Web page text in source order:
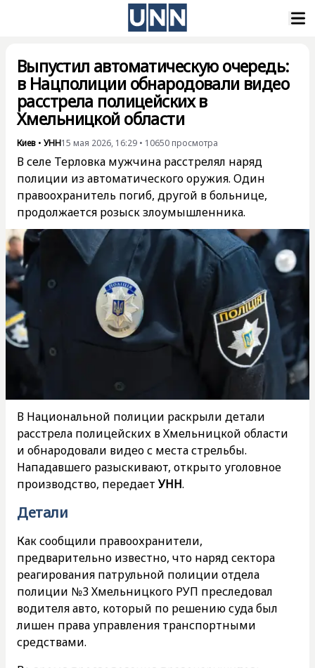
Выпустил автоматическую очередь:
в Нацполиции обнародовали видео
расстрела полицейских в
Хмельницкой области
Киев • УНН15 мая 2026, 16:29 • 10650 просмотра
В селе Терловка мужчина расстрелял наряд
полиции из автоматического оружия. Один
правоохранитель погиб, другой в больнице,
продолжается розыск злоумышленника.
В Национальной полиции раскрыли детали
расстрела полицейских в Хмельницкой области
и обнародовали видео с места стрельбы.
Нападавшего разыскивают, открыто уголовное
производство, передаетУНН.
Детали
Как сообщили правоохранители,
предварительно известно, что наряд сектора
реагирования патрульной полиции отдела
полиции №3 Хмельницкого РУП преследовал
водителя авто, который по решению суда был
лишен права управления транспортными
средствами.